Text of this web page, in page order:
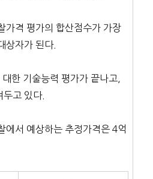
가격 평가의 합산점수가 가장
상자가 된다.
한 기술능력 평가가 끝나고,
두고 있다.
에서 예상하는 추정가격은 4억